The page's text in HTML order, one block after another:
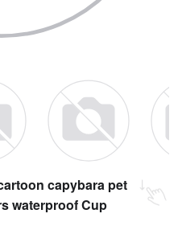
capybara pet
waterproof Cup